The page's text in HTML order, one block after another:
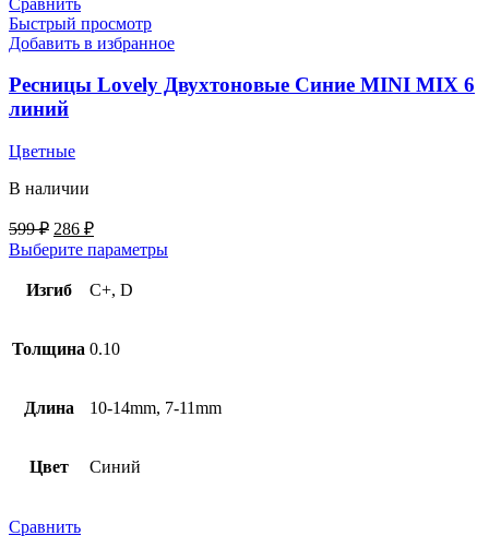
Быстрый просмотр
Добавить в избранное
Ресницы Lovely Двухтоновые Синие MINI MIX 6
линий
Цветные
В наличии
599₽ 286 ₽
Выберите параметры
Изгиб C+, D
Толщина 0.10
Длина 10-14mm, 7-11mm
Цвет Синий
Сравнить